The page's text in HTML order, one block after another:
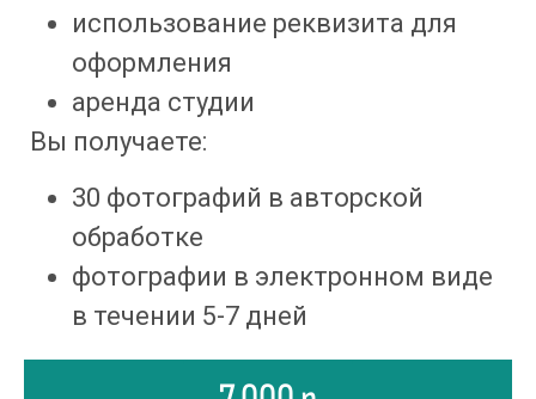
использование реквизита для
оформления
аренда студии
Вы получаете:
30 фотографий в авторской
обработке
фотографии в электронном виде
в течении 5-7 дней